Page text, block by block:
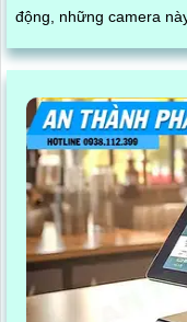
động, những camera
quản lý phương tiện